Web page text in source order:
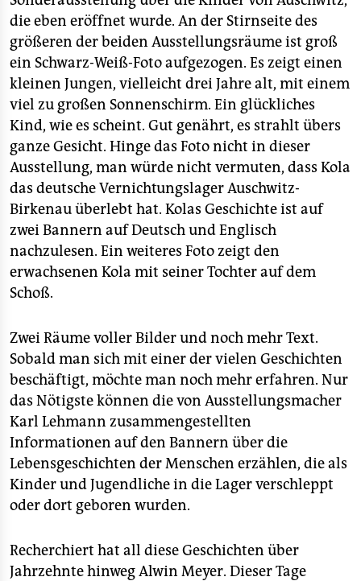
epaper login
die eben eröffnet wurde. An der Stirnseite des
größeren der beiden Ausstellungsräume ist groß
ein Schwarz-Weiß-Foto aufgezogen. Es zeigt einen
kleinen Jungen, vielleicht drei Jahre alt, mit einem
viel zu großen Sonnenschirm. Ein glückliches
Kind, wie es scheint. Gut genährt, es strahlt übers
ganze Gesicht. Hinge das Foto nicht in dieser
Ausstellung, man würde nicht vermuten, dass Kola
das deutsche Vernichtungslager Auschwitz-
Birkenau überlebt hat. Kolas Geschichte ist auf
zwei Bannern auf Deutsch und Englisch
nachzulesen. Ein weiteres Foto zeigt den
erwachsenen Kola mit seiner Tochter auf dem
Schoß.
Zwei Räume voller Bilder und noch mehr Text.
Sobald man sich mit einer der vielen Geschichten
beschäftigt, möchte man noch mehr erfahren. Nur
das Nötigste können die von Ausstellungsmacher
Karl Lehmann zusammengestellten
Informationen auf den Bannern über die
Lebensgeschichten der Menschen erzählen, die als
Kinder und Jugendliche in die Lager verschleppt
oder dort geboren wurden.
Recherchiert hat all diese Geschichten über
Jahrzehnte hinweg Alwin Meyer. Dieser Tage